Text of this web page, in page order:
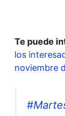
Te puede
los
noviembre